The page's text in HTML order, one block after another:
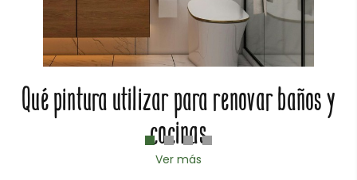
Qué pintura utilizar para renovar baños y
cocinas
Ver más